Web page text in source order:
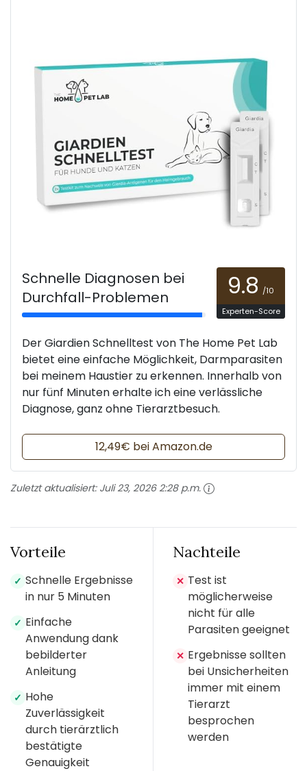
Schnelle Diagnosen bei
Durchfall-Problemen
9.8 /10
Experten-Score
Der Giardien Schnelltest von The Home Pet Lab
bietet eine einfache Möglichkeit, Darmparasiten
bei meinem Haustier zu erkennen. Innerhalb von
nur fünf Minuten erhalte ich eine verlässliche
Diagnose, ganz ohne Tierarztbesuch.
12,49€ bei Amazon.de
Zuletzt aktualisiert: Juli 23, 2026 2:28 p.m.
Vorteile
✓ Schnelle Ergebnisse
in nur 5 Minuten
✓ Einfache
Anwendung dank
bebilderter
Anleitung
✓ Hohe
Zuverlässigkeit
durch tierärztlich
bestätigte
Genauigkeit
Nachteile
✕ Test ist
möglicherweise
nicht für alle
Parasiten geeignet
✕ Ergebnisse sollten
bei Unsicherheiten
immer mit einem
Tierarzt
besprochen
werden